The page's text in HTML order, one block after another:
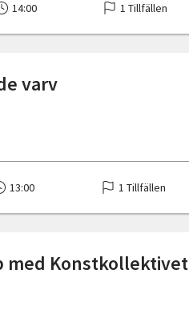
14:00 1 Tillfällen
varv
13:00 1 Tillfällen
med Konstkollektivet